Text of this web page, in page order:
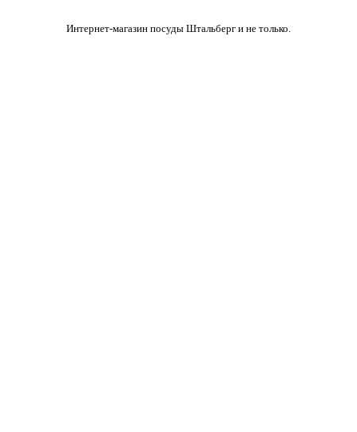
Интернет-магазин посуды Штальберг и не только.